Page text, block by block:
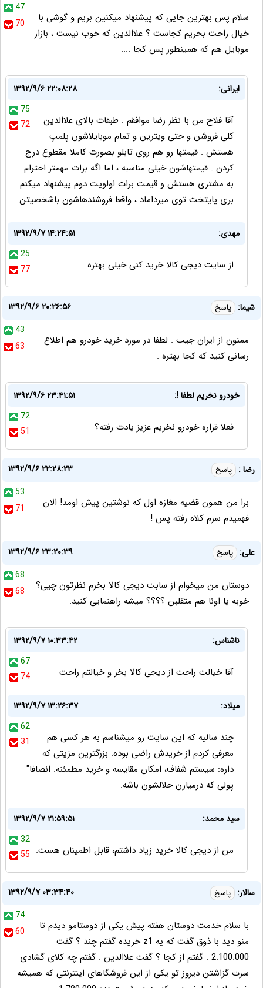
47
70
سلام پس بهترین جایی که پیشنهاد میکنین بریم و گوشی با
خیال راحت بخریم کجاست ؟ علاالدین که خوب نیست ، بازار
موبایل هم که همینطور پس کجا ....
ایرانی:
۱۳۹۲/۹/۶ ۲۲:۰۸:۲۸
75
72
آقا فلاح من با نظر رضا موافقم . طبقات بالای علاالدین
کلی فروشن و حتی ویترین و تمام موبایلاشون پلمپ
هستش . قیمتها رو هم روی تابلو بصورت کاملا مقطوع درج
کردن . قیمتهاشون خیلی مناسبه ، اما اگه برات مهمتر احترام
به مشتری هستش و قیمت برات اولویت دوم پیشنهاد میکنم
بری پایتخت توی میرداماد ، واقعا فروشندهاشون باشخصیتن
مهدی:
۱۳۹۲/۹/۷ ۱۴:۲۴:۵۱
25
77
از سایت دیجی کالا خرید کنی خیلی بهتره
شیما: پاسخ
۱۳۹۲/۹/۶ ۲۰:۲۶:۵۶
43
63
ممنون از ایران جیب . لطفا در مورد خرید خودرو هم اطلاع
رسانی کنید که کجا بهتره .
خودرو نخریم لطفا !:
۱۳۹۲/۹/۶ ۲۳:۴۱:۵۱
72
51
فعلا قراره خودرو نخریم عزیز یادت رفته؟
رضا : پاسخ
۱۳۹۲/۹/۶ ۲۲:۲۸:۲۳
53
71
برا من همون قضیه مغازه اول که نوشتین پیش اومد! الان
فهمیدم سرم کلاه رفته پس !
علی: پاسخ
۱۳۹۲/۹/۶ ۲۳:۲۰:۳۹
68
68
دوستان من میخوام از سابت دیجی کالا بخرم نظرتون چیی؟
خوبه یا اونا هم متقلبن ؟؟؟؟ میشه راهنمایی کنید.
ناشناس:
۱۳۹۲/۹/۷ ۱۰:۳۳:۴۲
67
74
آقا خیالت راحت از دیجی کالا بخر و خیالتم راحت
میلاد:
۱۳۹۲/۹/۷ ۱۳:۲۶:۳۷
62
31
چند سالیه که این سایت رو میشناسم به هر کسی هم
معرفی کردم از خریدش راضی بوده. بزرگترین مزیتی که
داره: سیستم شفاف، امکان مقایسه و خرید مطمئنه. انصافا"
پولی که درمیارن حلالشون باشه.
سید محمد:
۱۳۹۲/۹/۷ ۲۱:۵۹:۵۱
32
55 من از دیجی کالا خرید زیاد داشتم، قابل اطمینان هست.
سالار: پاسخ
۱۳۹۲/۹/۷ ۰۳:۳۴:۴۰
74
60
با سلام خدمت دوستان هفته پیش یکی از دوستامو دیدم تا
منو دید با ذوق گفت که یه z1 خریده گفتم چند ؟ گفت
2.100.000 . گفتم از کجا ؟ گفت علاالدین . گفتم چه کلای گشادی
سرت گزاشتن دیروز تو یکی از این فروشگاهای اینترنتی که همیشه